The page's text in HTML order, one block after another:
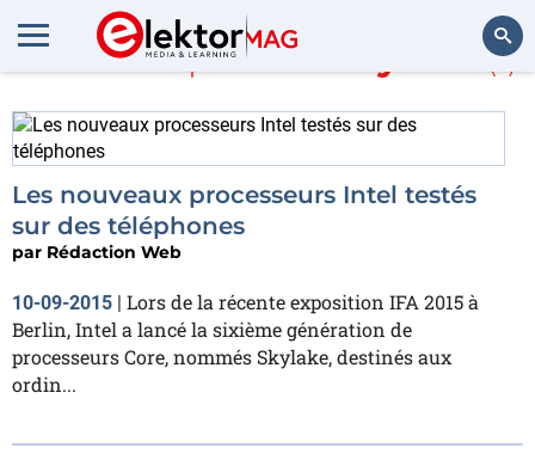
En savoir plus sur (1)
Les nouveaux processeurs Intel testés
sur des téléphones
par Rédaction Web
10-09-2015 | Lors de la récente exposition IFA 2015 à
Berlin, Intel a lancé la sixième génération de
processeurs Core, nommés Skylake, destinés aux
ordin...